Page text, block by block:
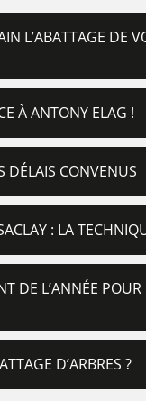
L’ABATTAGE DE
À ANTONY ELAG !
DÉLAIS CONVENUS
: LA
DE L’ANNÉE
D’ARBRES ?